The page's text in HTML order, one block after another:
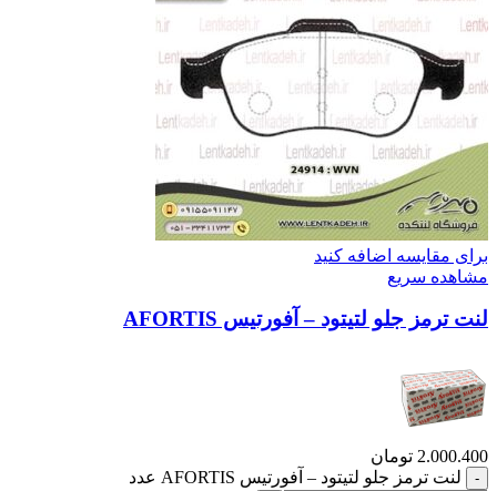
برای مقایسه اضافه کنید
مشاهده سریع
لنت ترمز جلو لتیتود – آفورتیس AFORTIS
2.000.400 تومان
لنت ترمز جلو لتیتود – آفورتیس AFORTIS عدد